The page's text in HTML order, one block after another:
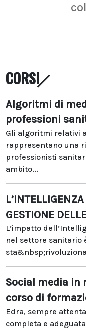
CORSI
Algoritmi di
professioni
Gli algoritmi relativi
rappresentano una
professionisti
ambito...
GESTIONE
L’impatto
nel settore sanitario
Social media in
corso di
Edra, sempre
completa e